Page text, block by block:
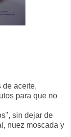
de aceite,
para que no
sin dejar de
nuez moscada y